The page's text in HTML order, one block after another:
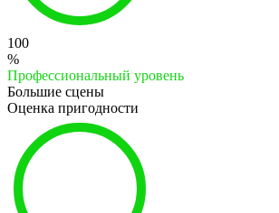
100
%
Профессиональный уровень
Большие сцены
Оценка пригодности